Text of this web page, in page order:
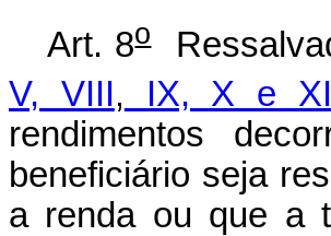
Art. 8o
V, VIII, IX, X e
rendimentos
beneficiário seja
a renda ou que a